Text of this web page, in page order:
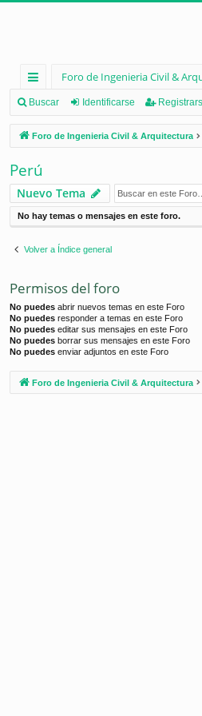
nl
ac
es
rá
pi
d
os
Foro de Ingenieria Civil &
Buscar Identificarse
Foro de Ingenieria Civil & Arquitectura
Perú
Nuevo Tema
No hay temas o mensajes en este foro.
Volver a Índice general
Permisos del foro
No puedes abrir nuevos temas en este Foro
No puedes responder a temas en este Foro
No puedes editar sus mensajes en este Foro
No puedes borrar sus mensajes en este Foro
No puedes enviar adjuntos en este Foro
Foro de Ingenieria Civil & Arquitectura